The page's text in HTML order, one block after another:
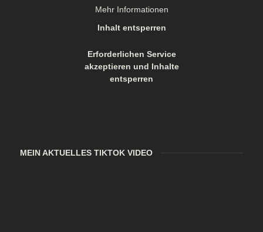
Mehr Informationen
Inhalt entsperren
Erforderlichen Service
akzeptieren und Inhalte
entsperren
MEIN AKTUELLES TIKTOK VIDEO